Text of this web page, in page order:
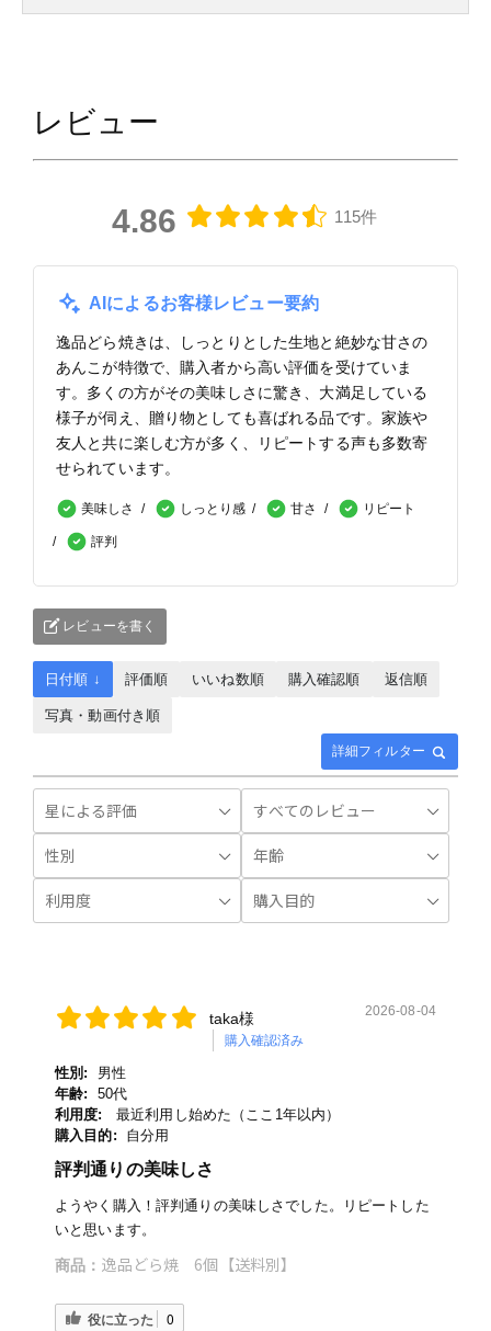
レビュー
4.86 115件
AIによるお客様レビュー要約
逸品どら焼きは、しっとりとした生地と絶妙な甘さの
あんこが特徴で、購入者から高い評価を受けていま
す。多くの方がその美味しさに驚き、大満足している
様子が伺え、贈り物としても喜ばれる品です。家族や
友人と共に楽しむ方が多く、リピートする声も多数寄
せられています。
美味しさ しっとり感 甘さ リピート
評判
レビューを書く
詳細フィルター
日付順 ↓ 評価順 いいね数順 購入確認順 返信順
写真・動画付き順
taka様
購入確認済み
2026-08-04
性別:
男性
年齢:
50代
利用度:
最近利用し始めた（ここ1年以内）
購入目的:
自分用
評判通りの美味しさ
ようやく購入！評判通りの美味しさでした。リピートした
いと思います。
商品： 逸品どら焼 6個【送料別】
役に立った 0